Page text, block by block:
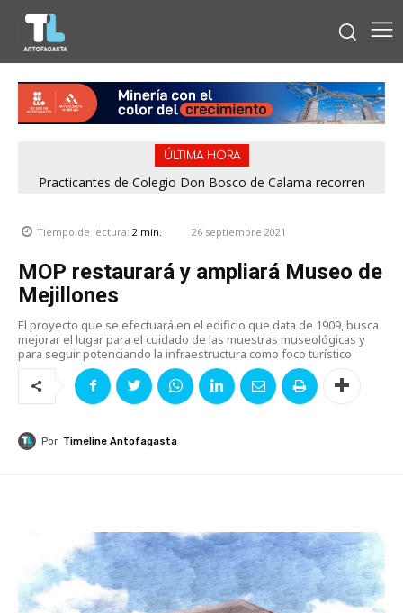
ÚLTIMA HORA
Practicantes de Colegio Don Bosco de Calama recorren
Tiempo de lectura: 2 min. 26 septiembre 2021
MOP restaurará y ampliará Museo de
Mejillones
El proyecto que se efectuará en el edificio que data de 1909, busca
mejorar el lugar para el cuidado de las muestras museológicas y
para seguir potenciando la infraestructura como foco turístico
Por Timeline Antofagasta